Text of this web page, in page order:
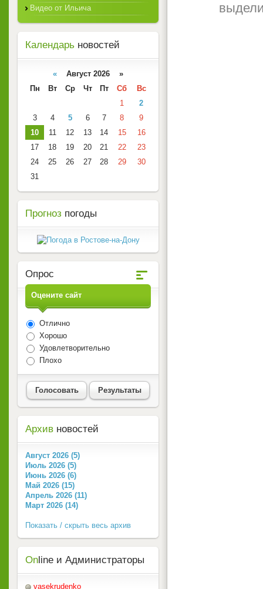
Видео от Ильича
Календарь новостей
« Август 2026 »
Пн
Вт Ср Чт Пт Сб
Вс
1
2
3
4 5 6 7 8
9
10
11 12 13 14 15
16
17
18 19 20 21 22
23
24
25 26 27 28 29
30
31
Прогноз погоды
Опрос
Оцените сайт
Отлично
Хорошо
Удовлетворительно
Плохо
Голосовать Результаты
Архив новостей
Август 2026 (5)
Июль 2026 (5)
Июнь 2026 (6)
Май 2026 (15)
Апрель 2026 (11)
Март 2026 (14)
Показать / скрыть весь архив
On line и Администраторы
vasekrudenko